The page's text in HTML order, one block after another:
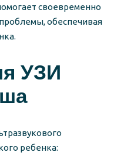
своевременно
обеспечивая
УЗИ
ребенка: